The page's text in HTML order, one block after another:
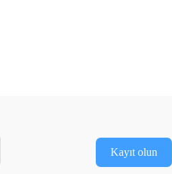
Kayıt olun